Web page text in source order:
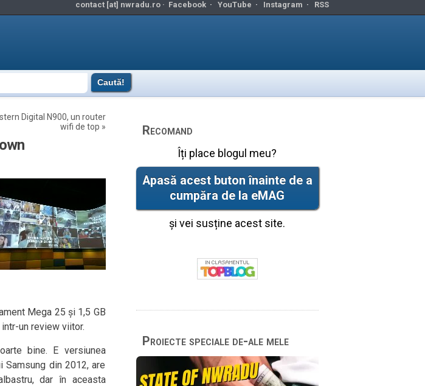
contact [at] nwradu.ro · Facebook· YouTube · Instagram · RSS
Digital N900, un router
wifi de top »
Mega 25 și 1,5 GB
un review viitor.
bine. E versiunea
Samsung din 2012, are
dar în aceasta
Recomand
Îți place blogul meu?
Apasă acest buton înainte de a
cumpăra de la eMAG
și vei susține acest site.
Proiecte speciale de-ale mele